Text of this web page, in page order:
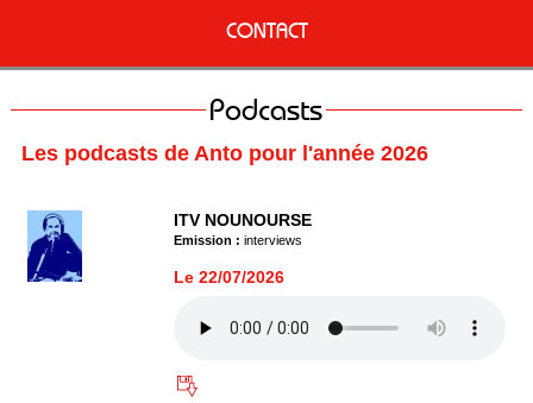
CONTACT
Podcasts
Les podcasts de Anto pour l'année 2026
ITV NOUNOURSE
Emission : interviews
Le 22/07/2026